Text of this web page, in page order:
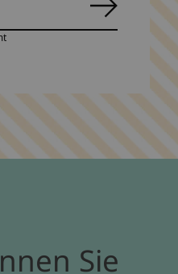
Sie